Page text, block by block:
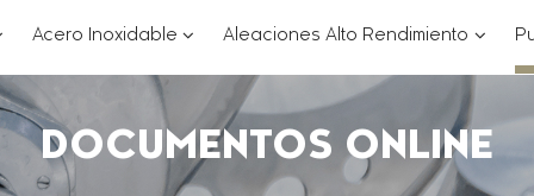
Acero Inoxidable???
Aleaciones Alto Rendimiento ???
DOCUMENTOS ONLINE